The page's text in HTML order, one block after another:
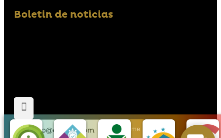
Boletin de noticias
Suscribirme